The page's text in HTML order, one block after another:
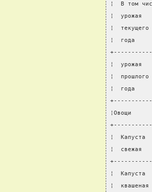
¦  В том
¦
¦
¦  года
¦
¦
¦  года
¦Овощи
¦
¦
¦
¦